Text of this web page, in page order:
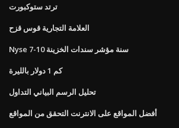
ترتد ستوكبورت
العلامة التجارية قوس قزح
Nyse 7-10 سنة مؤشر سندات الخزينة
كم 1 دولار بالليرة
تحليل الرسم البياني التداول
أفضل المواقع على الانترنت التحقق من المواقع